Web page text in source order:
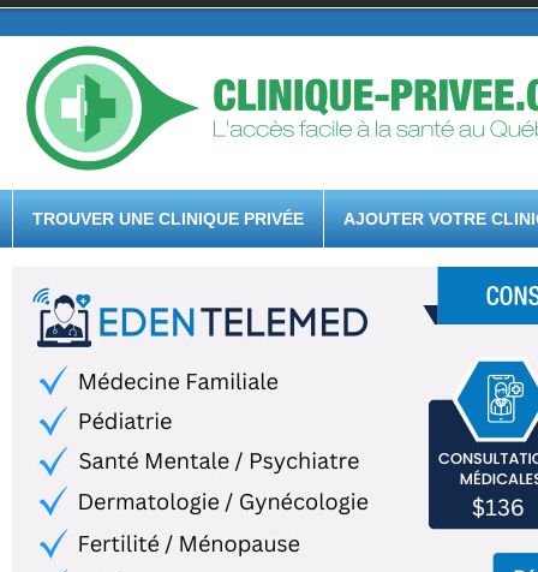
TROUVER UNE CLINIQUE PRIVÉE AJOUTER VOTRE